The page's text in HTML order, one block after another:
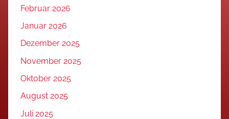
Februar 2026
Januar 2026
Dezember 2025
November 2025
Oktober 2025
August 2025
Juli 2025